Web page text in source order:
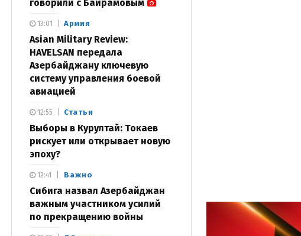
говорили с Байрамовым
Армия
Asian Military Review:
HAVELSAN передала
Азербайджану ключевую
систему управления боевой
авиацией
13:01
Статьи
Выборы в Курултай: Токаев
рискует или открывает новую
эпоху?
12:55
Важно
Сибига назвал Азербайджан
важным участником усилий
по прекращению войны
12:41